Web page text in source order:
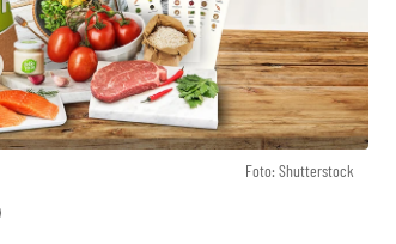
Foto: Shutterstock